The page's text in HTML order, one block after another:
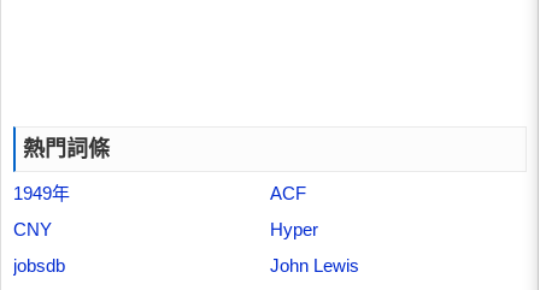
熱門詞條
1949年
ACF
CNY
Hyper
jobsdb
John Lewis